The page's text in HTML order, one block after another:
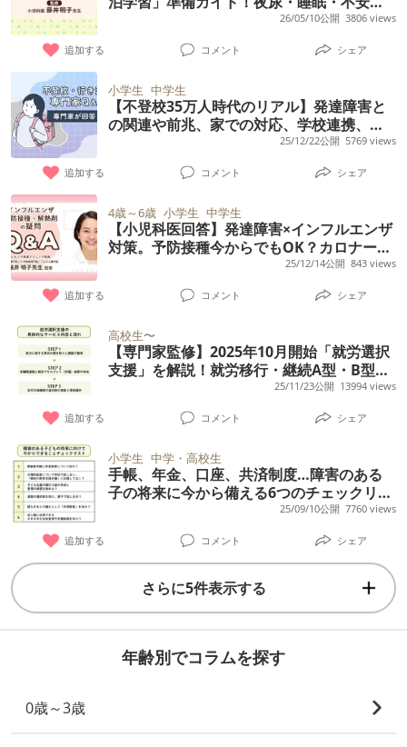
の対策や学校連携など【保護者アンケート
26/05/10公開 3806 views
追加する コメント シェア
小学生 中学生
【不登校35万人時代のリアル】発達障害と
の関連や前兆、家での対応、学校連携、支
援などの疑問【精神科医解説】25/12/22公開 5769 views
追加する コメント シェア
4歳～6歳 小学生 中学生
【小児科医回答】発達障害×インフルエンザ
対策。予防接種今からでもOK？カロナール
は安全？熱せん妄・熱性痙攣などの疑問も
25/12/14公開 843 views
追加する コメント シェア
高校生〜
【専門家監修】2025年10月開始「就労選択
支援」を解説！就労移行・継続A型・B型と
の違い、利用対象者や手続きをくわしく
25/11/23公開 13994 views
追加する コメント シェア
小学生 中学・高校生
手帳、年金、口座、共済制度…障害のある
子の将来に今から備える6つのチェックリス
25/09/10公開 7760 views
追加する コメント シェア
さらに5件表示する
年齢別でコラムを探す
0歳～3歳